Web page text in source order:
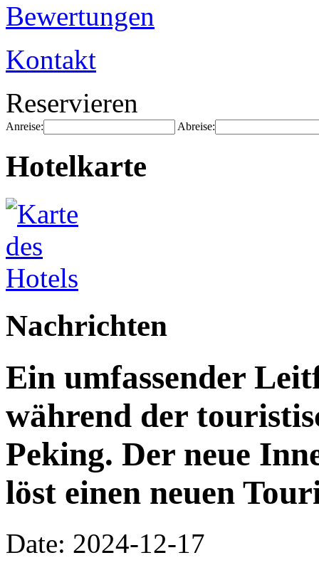
Bewertungen
Kontakt
Reservieren
Anreise: Abreise:
Hotelkarte
Nachrichten
Ein umfassender
während der
Peking. Der neue
löst einen neuen
Date: 2024-12-17